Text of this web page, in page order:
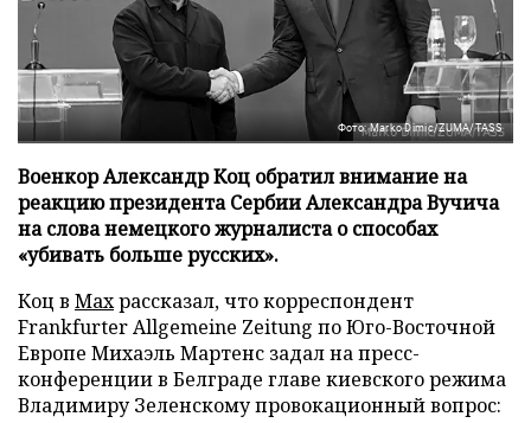
Фото: Marko Dimic/ZUMA/TASS
Военкор Александр Коц обратил внимание на
реакцию президента Сербии Александра Вучича
на слова немецкого журналиста о способах
«убивать больше русских».
Коц в Махрассказал, что корреспондент
Frankfurter Allgemeine Zeitung по Юго-Восточной
Европе Михаэль Мартенс задал на пресс-
конференции в Белграде главе киевского режима
Владимиру Зеленскому провокационный вопрос: